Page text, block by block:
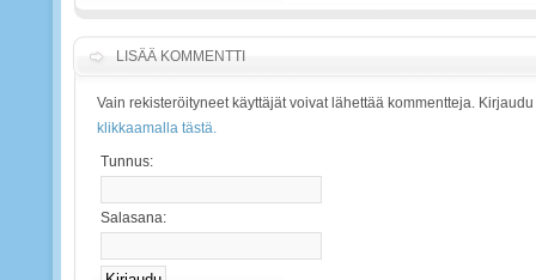
LISÄÄ KOMMENTTI
Vain rekisteröityneet käyttäjät voivat lähettää kommentteja.
klikkaamalla tästä.
Tunnus:
Salasana: